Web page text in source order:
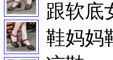
跟软底
鞋妈妈